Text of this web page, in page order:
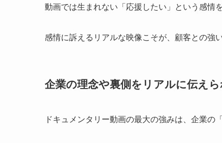
動画では生まれない「応援したい」という感情
感情に訴えるリアルな映像こそが、顧客との強
企業の理念や裏側をリアルに伝えら
ドキュメンタリー動画の最大の強みは、企業の